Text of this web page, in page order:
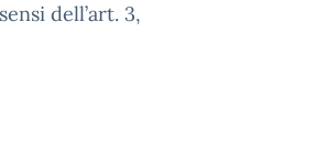
dell’art. 3,